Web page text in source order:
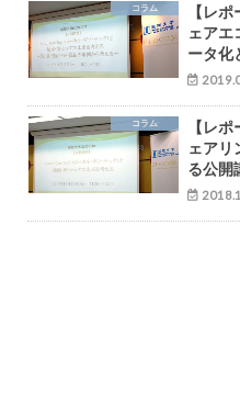
コラム
【レ
ェアエ
ータ化
コラム
【レ
ェアリ
る公開